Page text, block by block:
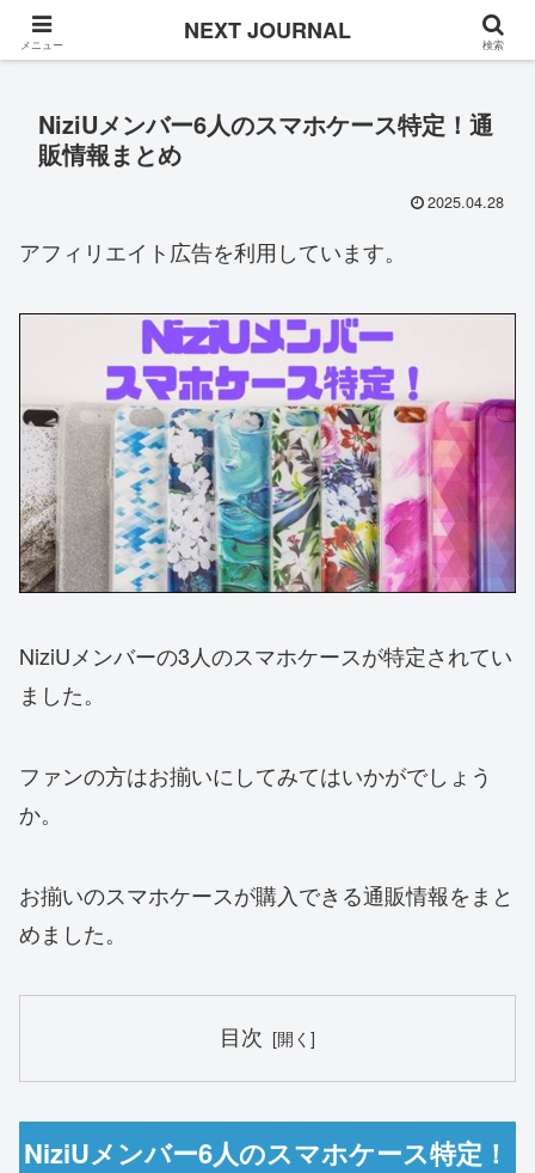
Once in a while
NiziUメンバー6人のスマホケース特定！通
販情報まとめ
2025.04.28
アフィリエイト広告を利用しています。
NiziUメンバーの3人のスマホケースが特定されてい
ました。
ファンの方はお揃いにしてみてはいかがでしょう
か。
お揃いのスマホケースが購入できる通販情報をまと
めました。
目次
NiziUメンバー6人のスマホケース特定！
メニュー NEXT JOURNAL 検索